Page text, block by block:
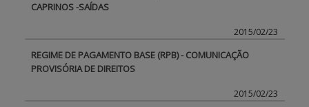
CAPRINOS -SAÍDAS
2015/02/23
REGIME DE PAGAMENTO BASE (RPB) - COMUNICAÇÃO
PROVISÓRIA DE DIREITOS
2015/02/23